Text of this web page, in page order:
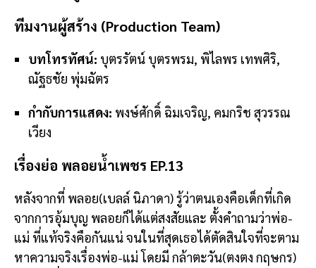
ทีมงานผู้สร้าง (Production Team)
บทโทรทัศน์: บุตรรัตน์ บุตรพรม, พิไลพร เทพศิริ,
ณัฐธชัย พุ่มฉัตร
กำกับการแสดง: พงษ์ศักดิ์ ฉิมเจริญ, คมกริช สุวรรณ
เวียง
เรื่องย่อ พลอยน้ำเพชร EP.13
หลังจากที่ พลอย(เบลล์ นิภาดา) รู้ว่าตนเองคือเด็กที่เกิด
จากการอุ้มบุญ พลอยก็ได้แต่สงสัยและ ตั้งคำถามว่าพ่อ-
แม่ ที่แท้จริงคือกันแน่ จนในที่สุดเธอได้ตัดสินใจที่จะตาม
หาความจริงเรื่องพ่อ-แม่ โดยมี กล้าตะวัน(ตงตง กฤษกร)